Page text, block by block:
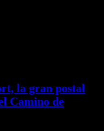
la gran postal
Camino de